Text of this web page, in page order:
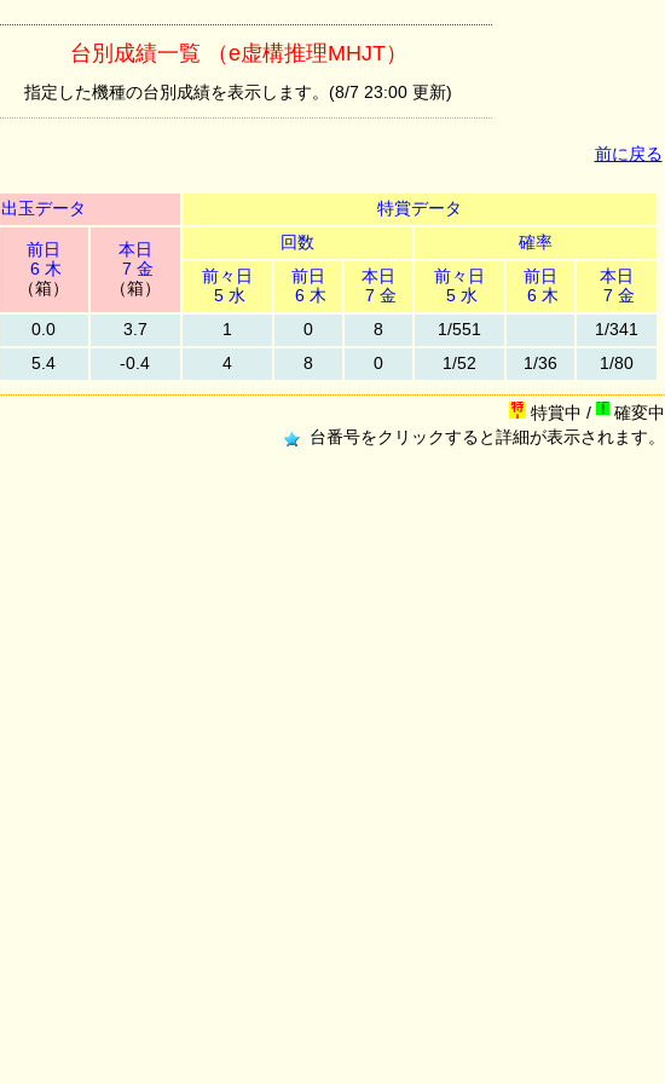
台別成績一覧 （e虚構推理MHJT）
指定した機種の台別成績を表示します。(8/7 23:00 更新)
前に戻る
出玉データ 特賞データ
前日
6 木
（箱）
本日
7 金
（箱）
回数
確率
前々日
5 水
前日
6 木
本日
7 金
前々日
5 水
前日
6 木
本日
7 金
0.0 3.7 1 0 8 1/551
1/341
5.4 -0.4 4 8 0 1/52 1/36 1/80
特賞中 /
確変中
台番号をクリックすると詳細が表示されます。